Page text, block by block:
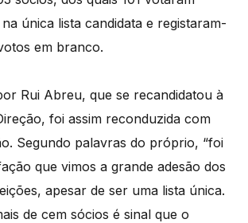
única lista candidata e registaram-
em branco.
Rui Abreu, que se recandidatou à
foi assim reconduzida com
Segundo palavras do próprio, “foi
que vimos a grande adesão dos
apesar de ser uma lista única.
de cem sócios é sinal que o